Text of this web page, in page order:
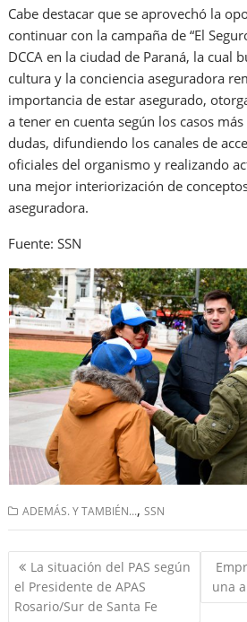
Cabe destacar que se aprovechó la
continuar con la campaña de “El
DCCA en la ciudad de Paraná, la cual
cultura y la conciencia aseguradora
importancia de estar asegurado,
a tener en cuenta según los casos
dudas, difundiendo los canales de
oficiales del organismo y realizando
una mejor interiorización de
aseguradora.
Fuente: SSN
ADEMÁS. Y TAMBIÉN...,SSN
Navegación
de
entradas
La situación del PAS según
el Presidente de APAS
Rosario/Sur de Santa Fe
una